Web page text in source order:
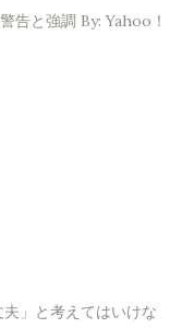
告と強調 By: Yahoo！
」と考えてはいけな